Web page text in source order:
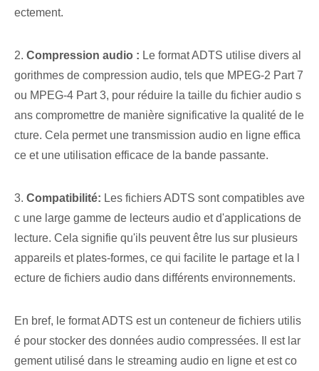
ectement.
2. Compression audio : Le format ADTS utilise divers al
gorithmes de compression audio, tels que MPEG-2 Part 7
ou MPEG-4 Part 3, pour réduire la taille du fichier audio s
ans compromettre de manière significative la qualité de le
cture. Cela permet une transmission audio en ligne effica
ce et une utilisation efficace de la bande passante.
3. Compatibilité: Les fichiers ADTS sont compatibles ave
c une large gamme de lecteurs audio et d'applications de
lecture. Cela signifie qu'ils peuvent être lus sur plusieurs
appareils et plates-formes, ce qui facilite le partage et la l
ecture de fichiers audio dans différents environnements.
En bref, le format ADTS est un conteneur de fichiers utilis
é pour stocker des données audio compressées. Il est lar
gement utilisé dans le streaming audio en ligne et est co